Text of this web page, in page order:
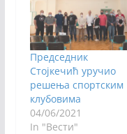
Председник
Стојкечић уручио
решења спортским
клубовима
04/06/2021
In "Вести"